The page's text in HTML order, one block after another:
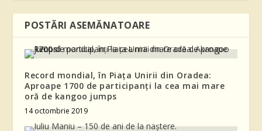
POSTĂRI ASEMĂNATOARE
Record mondial, în Piaţa Unirii din Oradea:
Aproape 1700 de participanţi la cea mai mare
oră de kangoo jumps
14 octombrie 2019